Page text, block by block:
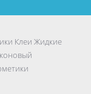
Клеи Жидкие